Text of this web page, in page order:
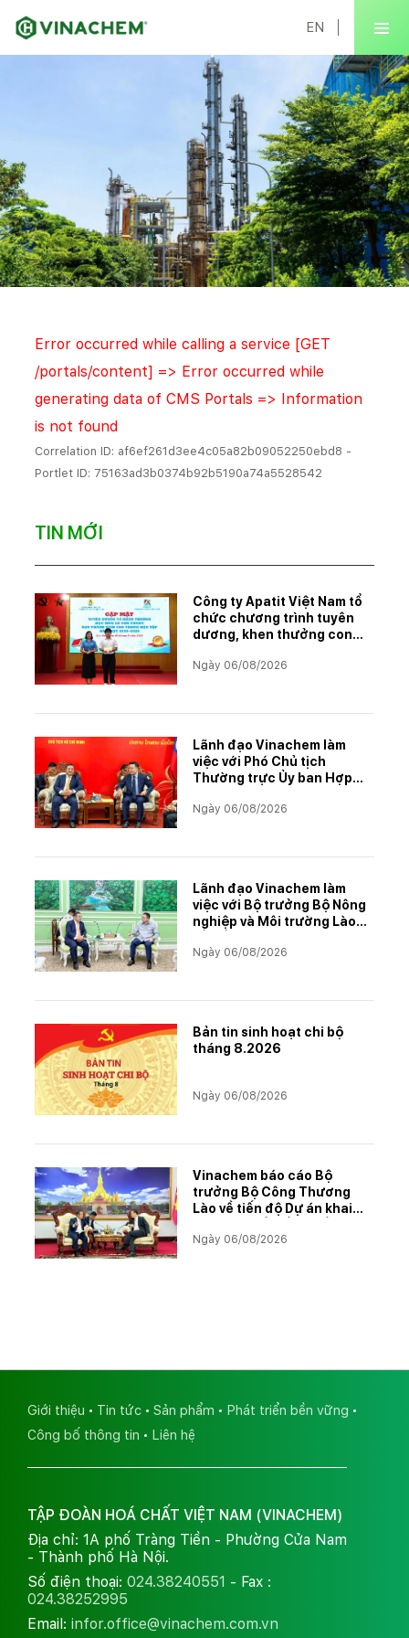
EN
Error occurred while calling a service [GET
/portals/content] => Error occurred while
generating data of CMS Portals => Information
is not found
Correlation ID: af6ef261d3ee4c05a82b09052250ebd8 -
Portlet ID: 75163ad3b0374b92b5190a74a5528542
TIN MỚI
Công ty Apatit Việt Nam tổ
chức chương trình tuyên
dương, khen thưởng con
học tập xuất sắc năm học
Ngày 06/08/2026
Lãnh đạo Vinachem làm
việc với Phó Chủ tịch
Thường trực Ủy ban Hợp
đẩy triển khai Dự án Kali
Ngày 06/08/2026
Lãnh đạo Vinachem làm
việc với Bộ trưởng Bộ Nông
nghiệp và Môi trường Lào
Ngày 06/08/2026
Bản tin sinh hoạt chi bộ
tháng 8.2026
Ngày 06/08/2026
Vinachem báo cáo Bộ
trưởng Bộ Công Thương
Lào về tiến độ Dự án khai
Kali
Ngày 06/08/2026
Giới thiệu Tin tức Sản phẩm
Phát triển bền vững
Công bố thông tin
Liên hệ
TẬP ĐOÀN HOÁ CHẤT VIỆT NAM (VINACHEM)
Địa chỉ: 1A phố Tràng Tiền - Phường Cửa Nam
- Thành phố Hà Nội.
Số điện thoại: 024.38240551 - Fax :
024.38252995
Email: infor.office@vinachem.com.vn